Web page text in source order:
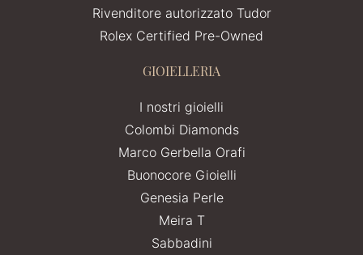
Rivenditore autorizzato Tudor
Rolex Certified Pre-Owned
GIOIELLERIA
I nostri gioielli
Colombi Diamonds
Marco Gerbella Orafi
Buonocore Gioielli
Genesia Perle
Meira T
Sabbadini